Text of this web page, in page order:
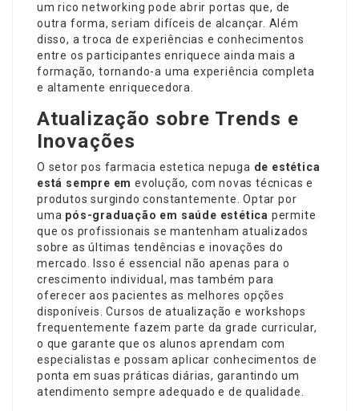
um rico networking pode abrir portas que, de
outra forma, seriam difíceis de alcançar. Além
disso, a troca de experiências e conhecimentos
entre os participantes enriquece ainda mais a
formação, tornando-a uma experiência completa
e altamente enriquecedora.
Atualização sobre Trends e
Inovações
O setorpos farmacia estetica nepuga de estética
está sempre em evolução, com novas técnicas e
produtos surgindo constantemente. Optar por
uma pós-graduação em saúde estética permite
que os profissionais se mantenham atualizados
sobre as últimas tendências e inovações do
mercado. Isso é essencial não apenas para o
crescimento individual, mas também para
oferecer aos pacientes as melhores opções
disponíveis. Cursos de atualização e workshops
frequentemente fazem parte da grade curricular,
o que garante que os alunos aprendam com
especialistas e possam aplicar conhecimentos de
ponta em suas práticas diárias, garantindo um
atendimento sempre adequado e de qualidade.